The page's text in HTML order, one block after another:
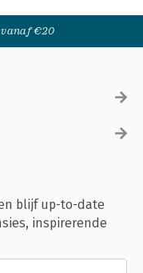
vanaf €20
blijf up-to-date
inspirerende